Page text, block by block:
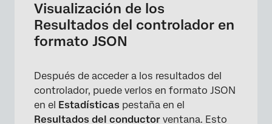
Visualización de los
Resultados del controlador en
formato JSON
Después de acceder a los resultados del
controlador, puede verlos en formato JSON
en el Estadísticas pestaña en el
Resultados del conductor ventana. Esto